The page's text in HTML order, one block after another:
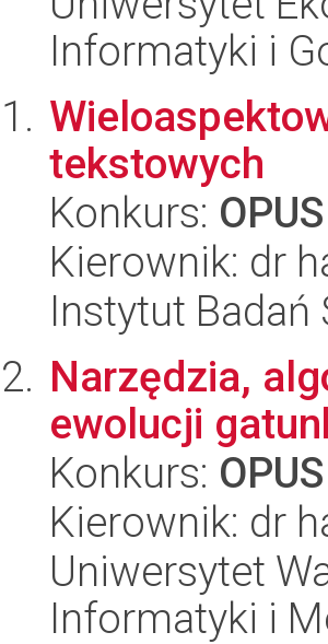
Informatyki i
tekstowych
Konkurs:
Kierownik: dr
Instytut Badań
Narzędzia,
ewolucji
Konkurs:
Kierownik: dr
Uniwersytet
Informatyki i